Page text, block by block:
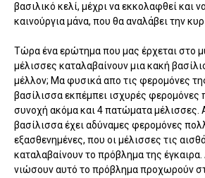
βασιλικό κελί, μέχρι να εκκολαφθεί και
καινούργια μάνα, που θα αναλάβει την
Τώρα ένα ερώτημα που μας έρχεται στο
μέλισσες καταλαβαίνουν μια κακή
μέλλον; Μα φυσικά απο τις φερομόνες
βασίλισσα εκπέμπει ισχυρές φερομόνες
συνοχή ακόμα και 4 πατώματα μέλισσες.
βασίλισσα έχει αδύναμες φερομόνες
εξασθενημένες, που οι μέλισσες τις
καταλαβαίνουν το πρόβλημα της
νιώσουν αυτό το πρόβλημα προχωρούν